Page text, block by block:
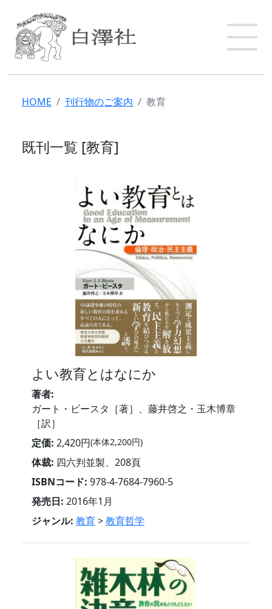
HOME 刊行物のご案内 教育
既刊一覧 [教育]
よい教育とはなにか
著者:
ガート・ビースタ［著］、藤井啓之・玉木博章
［訳］
定価: 2,420円(本体2,200円)
体裁: 四六判並製、208頁
ISBNコード: 978-4-7684-7960-5
発売日: 2016年1月
ジャンル: 教育>教育哲学